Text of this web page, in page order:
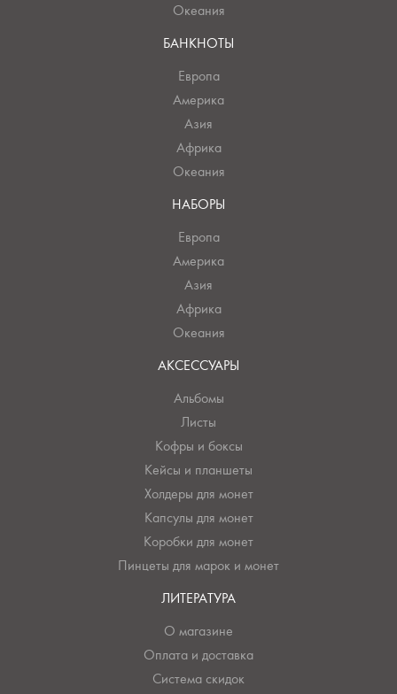
Океания
БАНКНОТЫ
Европа
Америка
Азия
Африка
Океания
НАБОРЫ
Европа
Америка
Азия
Африка
Океания
АКСЕССУАРЫ
Альбомы
Листы
Кофры и боксы
Кейсы и планшеты
Холдеры для монет
Капсулы для монет
Коробки для монет
Пинцеты для марок и монет
ЛИТЕРАТУРА
О магазине
Оплата и доставка
Система скидок